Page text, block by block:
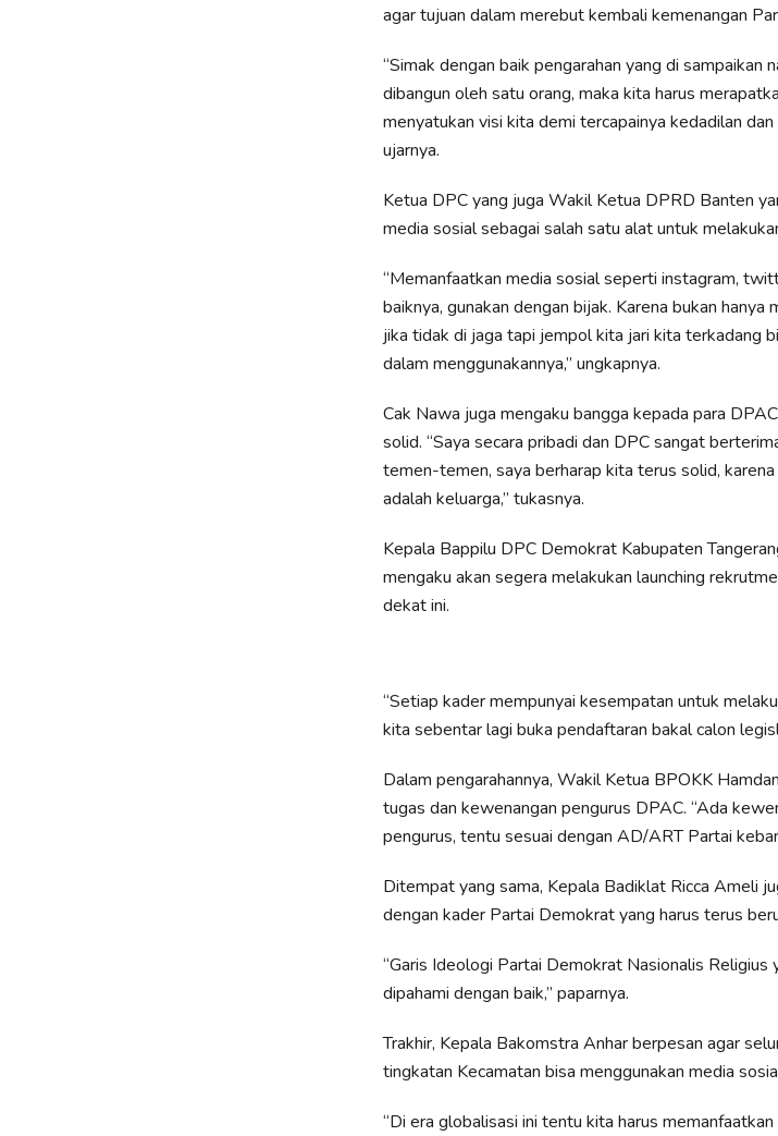
agar tujuan dalam merebut kembali kemenangan
“Simak dengan baik pengarahan yang di sampaikan
dibangun oleh satu orang, maka kita harus
menyatukan visi kita demi tercapainya kedadilan
ujarnya.
Ketua DPC yang juga Wakil Ketua DPRD Banten
media sosial sebagai salah satu alat untuk
“Memanfaatkan media sosial seperti instagram,
baiknya, gunakan dengan bijak. Karena bukan
jika tidak di jaga tapi jempol kita jari kita terkadang
dalam menggunakannya,” ungkapnya.
Cak Nawa juga mengaku bangga kepada para
solid. “Saya secara pribadi dan DPC sangat
temen-temen, saya berharap kita terus solid,
adalah keluarga,” tukasnya.
Kepala Bappilu DPC Demokrat Kabupaten
mengaku akan segera melakukan launching
dekat ini.
“Setiap kader mempunyai kesempatan untuk
kita sebentar lagi buka pendaftaran bakal calon
Dalam pengarahannya, Wakil Ketua BPOKK
tugas dan kewenangan pengurus DPAC. “Ada
pengurus, tentu sesuai dengan AD/ART Partai
Ditempat yang sama, Kepala Badiklat Ricca Ameli
dengan kader Partai Demokrat yang harus terus
“Garis Ideologi Partai Demokrat Nasionalis Religius
dipahami dengan baik,” paparnya.
Trakhir, Kepala Bakomstra Anhar berpesan agar
tingkatan Kecamatan bisa menggunakan media
“Di era globalisasi ini tentu kita harus